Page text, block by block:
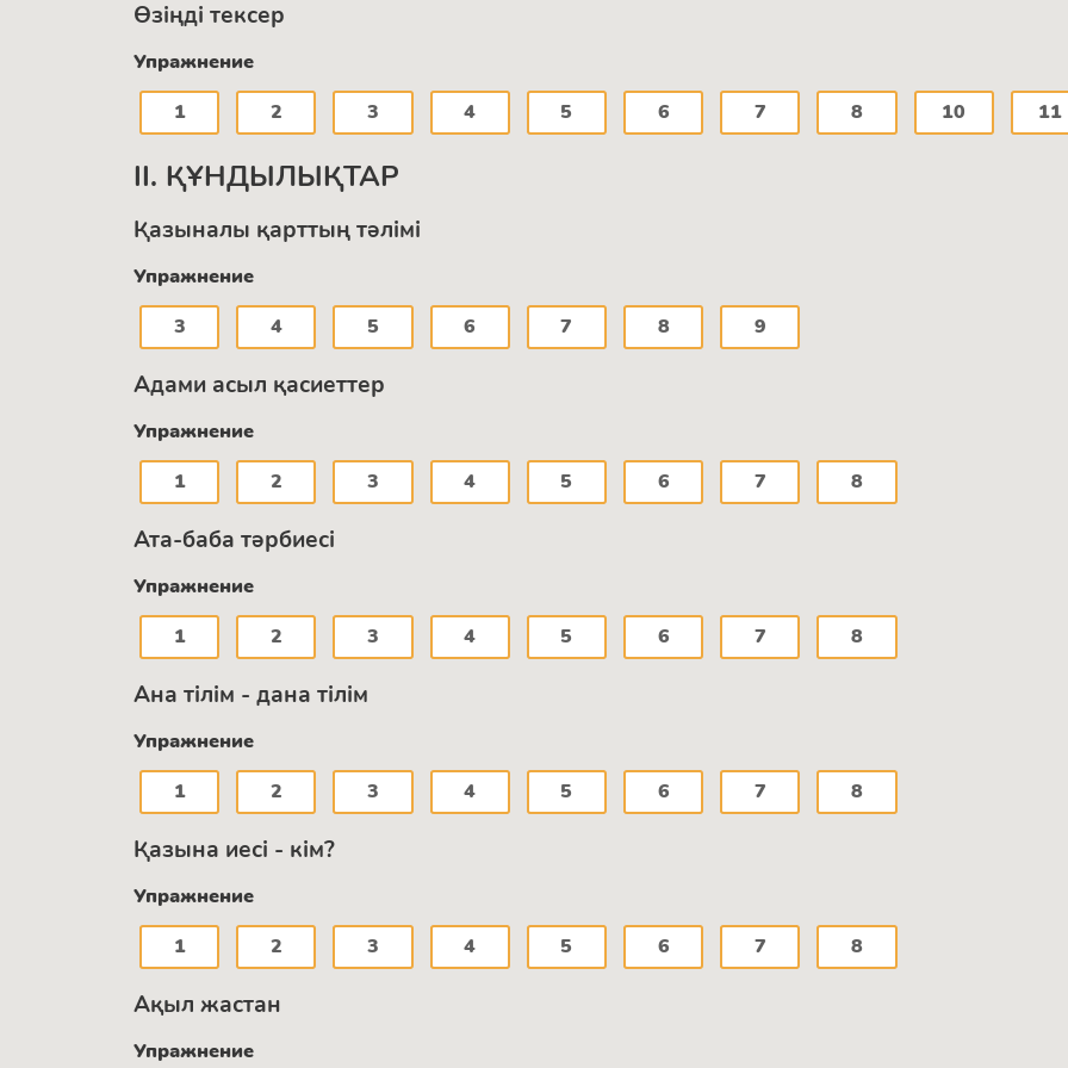
Өзіңді тексер
Упражнение
1
2 3 4 5 6 7 8 10 11
II. ҚҰНДЫЛЫҚТАР
Қазыналы қарттың тәлімі
Упражнение
3
4 5 6 7 8 9
Адами асыл қасиеттер
Упражнение
1
2 3 4 5 6 7 8
Ата-баба тәрбиесі
Упражнение
1
2 3 4 5 6 7 8
Ана тілім - дана тілім
Упражнение
1
2 3 4 5 6 7 8
Қазына иесі - кім?
Упражнение
1
2 3 4 5 6 7 8
Ақыл жастан
Упражнение